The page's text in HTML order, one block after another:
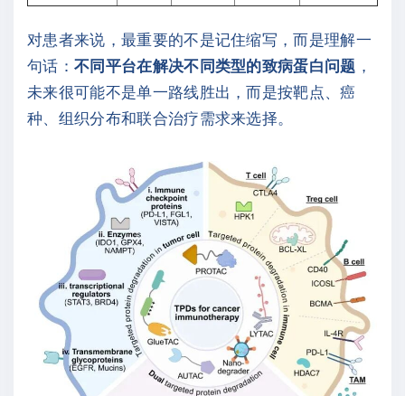
对患者来说，最重要的不是记住缩写，而是理解一
句话： 不同平台在解决不同类型的致病蛋白问题
未来很可能不是单一路线胜出，而是按靶点、癌
种、组织分布和联合治疗需求来选择。